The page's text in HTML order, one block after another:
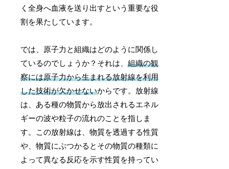
く全身へ血液を送り出すという重要な役
割を果たしています。
では、原子力と組織はどのように関係し
ているのでしょうか？それは、組織の観
察には原子力から生まれる放射線を利用
した技術が欠かせないからです。放射線
は、ある種の物質から放出されるエネル
ギーの波や粒子の流れのことを指しま
す。この放射線は、物質を透過する性質
や、物質にぶつかるとその物質の種類に
よって異なる反応を示す性質を持ってい